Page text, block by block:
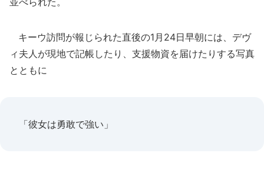
キーウ訪問が報じられた直後の1月24日早朝には、デヴ
ィ夫人が現地で記帳したり、支援物資を届けたりする写真
とともに
「彼女は勇敢で強い」